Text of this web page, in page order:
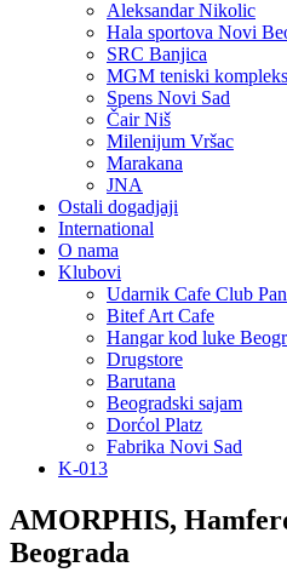
Aleksandar Nikolic
Hala sportova Novi
SRC Banjica
MGM teniski kompleks
Spens Novi Sad
Čair Niš
Milenijum Vršac
Marakana
JNA
Ostali dogadjaji
International
O nama
Klubovi
Udarnik Cafe Club
Bitef Art Cafe
Hangar kod luke
Drugstore
Barutana
Beogradski sajam
Dorćol Platz
Fabrika Novi Sad
K-013
AMORPHIS,
Beograda